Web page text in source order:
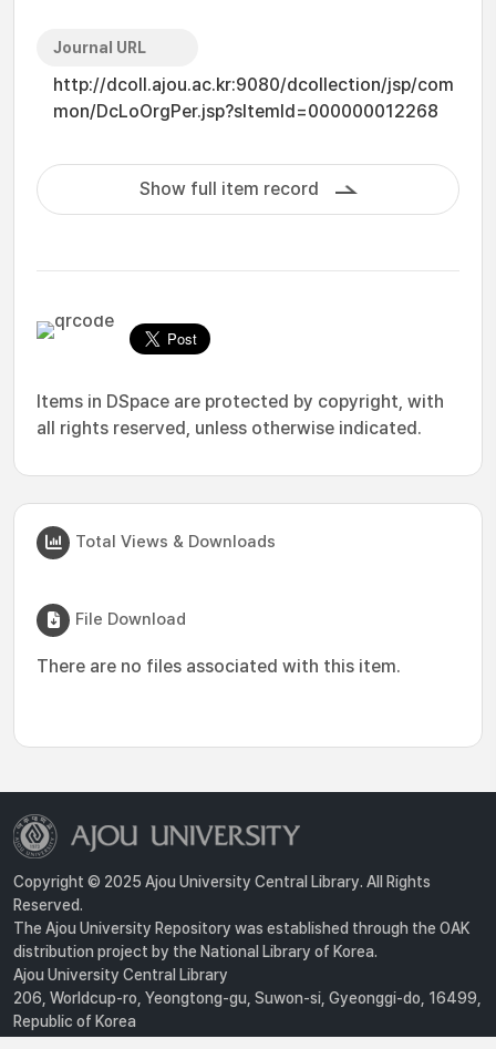
Journal URL
http://dcoll.ajou.ac.kr:9080/dcollection/jsp/com
mon/DcLoOrgPer.jsp?sItemId=000000012268
Show full item record
Items in DSpace are protected by copyright, with
all rights reserved, unless otherwise indicated.
Total Views & Downloads
File Download
There are no files associated with this item.
Copyright © 2025 Ajou University Central Library. All Rights
Reserved.
The Ajou University Repository was established through the OAK
distribution project by the National Library of Korea.
Ajou University Central Library
206, Worldcup-ro, Yeongtong-gu, Suwon-si, Gyeonggi-do, 16499,
Republic of Korea